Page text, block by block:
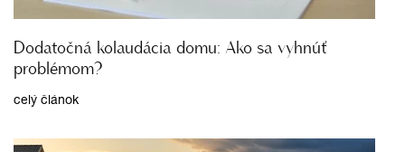
Dodatočná kolaudácia domu: Ako sa vyhnúť
problémom?
celý článok